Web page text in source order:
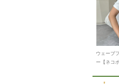
ウェーブ
ー【ネコ